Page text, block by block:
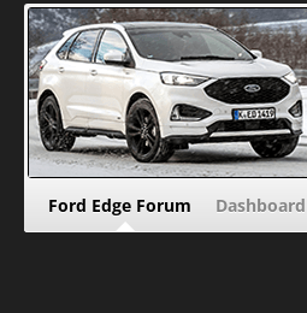
Ford Edge Forum Dashboard